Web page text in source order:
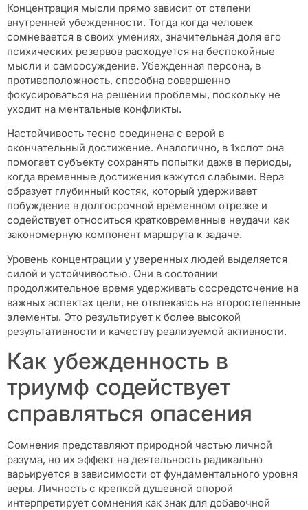
Концентрация мысли прямо зависит от степени
внутренней убежденности. Тогда когда человек
сомневается в своих умениях, значительная доля его
психических резервов расходуется на беспокойные
мысли и самоосуждение. Убежденная персона, в
противоположность, способна совершенно
фокусироваться на решении проблемы, поскольку не
уходит на ментальные конфликты.
Настойчивость тесно соединена с верой в
окончательный достижение. Аналогично, в 1хслот она
помогает субъекту сохранять попытки даже в периоды,
когда временные достижения кажутся слабыми. Вера
образует глубинный костяк, который удерживает
побуждение в долгосрочной временном отрезке и
содействует относиться кратковременные неудачи как
закономерную компонент маршрута к задаче.
Уровень концентрации у уверенных людей выделяется
силой и устойчивостью. Они в состоянии
продолжительное время удерживать сосредоточение на
важных аспектах цели, не отвлекаясь на второстепенные
элементы. Это результирует к более высокой
результативности и качеству реализуемой активности.
Как убежденность в
триумф содействует
справляться опасения
Сомнения представляют природной частью личной
разума, но их эффект на деятельность радикально
варьируется в зависимости от фундаментального уровня
веры. Личность с крепкой душевной опорой
интерпретирует сомнения как знак для добавочной